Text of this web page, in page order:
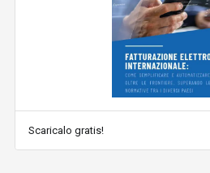
Scaricalo gratis!